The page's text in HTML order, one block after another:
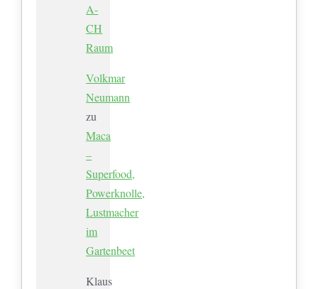
A-
CH
Raum
Volkmar
Neumann
zu
Maca
–
Superfood,
Powerknolle,
Lustmacher
im
Gartenbeet
Klaus